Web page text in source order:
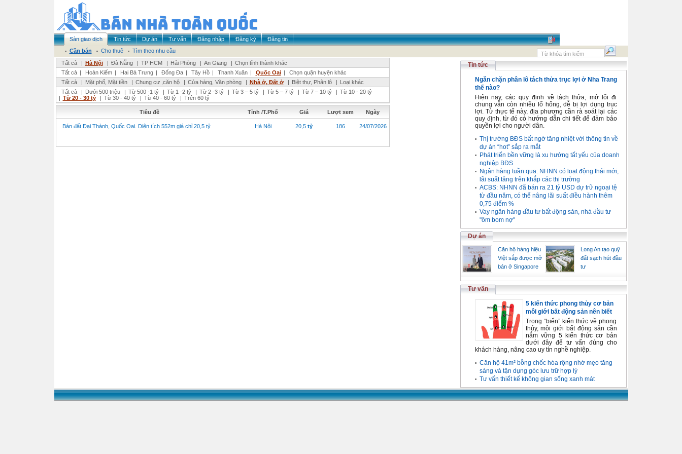
Sàn giao dịch Tin tức Dự án Tư vấn Đăng nhập Đăng ký
Đăng tin
Cần bán
Cho thuê
Tìm theo nhu cầu
Tất cả
| Hà Nội | Đà Nẵng | TP HCM | Hải Phòng | An Giang | Chọn tỉnh thành khác
Tất cả | Hoàn Kiếm | Hai Bà Trưng | Đống Đa | Tây Hồ | Thanh Xuân | Quốc Oai |
Chọn quận huyện khác
Tất cả
| Mặt phố, Mặt tiền | Chung cư ,căn hộ | Cửa hàng, Văn phòng | Nhà ở, Đất ở | Biệt thự, Phân lô | Loại khác
Tất cả
| Dưới 500 triệu | Từ 500 -1 tỷ | Từ 1 -2 tỷ | Từ 2 -3 tỷ | Từ 3 – 5 tỷ | Từ 5 – 7 tỷ | Từ 7 – 10 tỷ | Từ 10 - 20 tỷ
| Từ 20 - 30 tỷ | Từ 30 - 40 tỷ | Từ 40 - 60 tỷ | Trên 60 tỷ
Tiêu đề Tỉnh /T.Phố Giá Lượt xem Ngày
Bán đất Đại Thành, Quốc Oai. Diện tích 552m giá chỉ 20,5 tỷ Hà Nội 20,5 tỷ 186 24/07/2026
Tin tức
Ngăn chặn phân lô tách thửa trục lợi ở Nha Trang
thế nào?
Hiện nay, các quy định về tách thửa, mở lối đi
chung vẫn còn nhiều lổ hổng, dễ bị lợi dụng trục
lợi. Từ thực tế này, địa phương cần rà soát lại các
quy định, từ đó có hướng dẫn chi tiết để đảm bảo
quyền lợi cho người dân.
Thị trường BĐS bất ngờ tăng nhiệt với thông tin về
dự án “hot” sắp ra mắt
Phát triển bền vững là xu hướng tất yếu của doanh
nghiệp BĐS
Ngân hàng tuần qua: NHNN có loạt động thái mới,
lãi suất tăng trên khắp các thị trường
ACBS: NHNN đã bán ra 21 tỷ USD dự trữ ngoại tệ
từ đầu năm, có thể nâng lãi suất điều hành thêm
0,75 điểm %
Vay ngân hàng đầu tư bất động sản, nhà đầu tư
"ôm bom nợ"
Dự án
Căn hộ hàng hiệu
Việt sắp được mở
bán ở Singapore
Long An tạo quỹ
đất sạch hút đầu
tư
Tư vấn
5 kiến thức phong thủy cơ bản
môi giới bất động sản nên biết
Trong “biển” kiến thức về phong
thủy, môi giới bất động sản cần
nắm vững 5 kiến thức cơ bản
dưới đây để tư vấn đúng cho
khách hàng, nâng cao uy tín nghề nghiệp.
Căn hộ 41m² bỗng chốc hóa rộng nhờ mẹo tăng
sáng và tận dụng góc lưu trữ hợp lý
Tư vấn thiết kế không gian sống xanh mát